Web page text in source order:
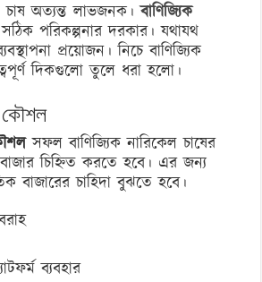
চাষ অত্যন্ত লাভজনক।বাণিজ্যিক
পরিকল্পনার দরকার। যথাযথ
প্রয়োজন। নিচে বাণিজ্যিক
দিকগুলো তুলে ধরা হলো।
কৌশল
সফল বাণিজ্যিক নারিকেল চাষের
চিহ্নিত করতে হবে। এর জন্য
বাজারের চাহিদা বুঝতে হবে।
ব্যবহার